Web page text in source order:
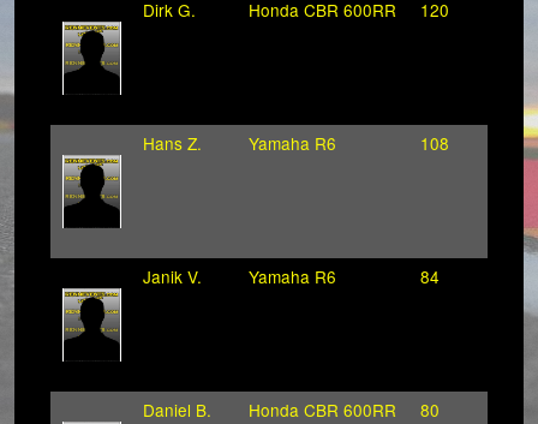
Dirk G. Honda CBR 600RR 120
Hans Z. Yamaha R6 108
Janik V. Yamaha R6 84
Daniel B. Honda CBR 600RR 80